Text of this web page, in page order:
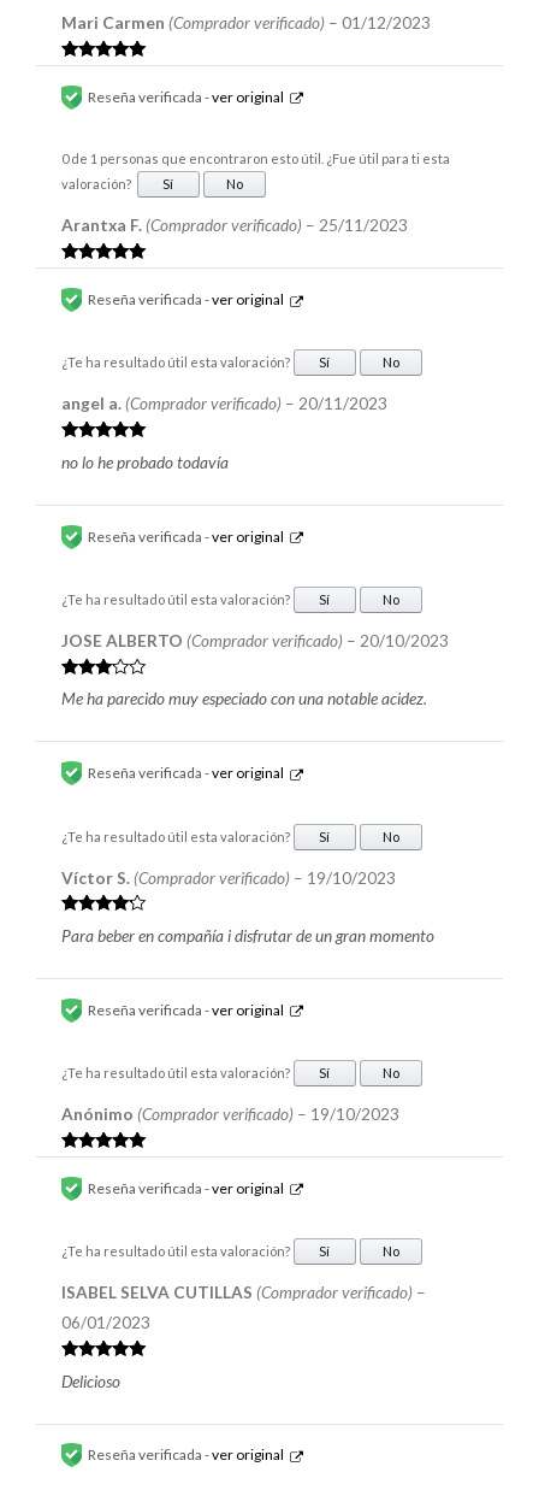
5de 5
Mari Carmen (Comprador verificado) – 01/12/2023
5de 5
Arantxa F. (Comprador verificado) – 25/11/2023
Reseña verificada -ver original
0 de 1 personas que encontraron esto útil. ¿Fue útil para ti esta
valoración?
Sí No
Valorado en
5de 5
angel a. (Comprador verificado) – 20/11/2023
Reseña verificada -ver original
no lo he probado todavía
¿Te ha resultado útil esta valoración? Sí No
Valorad
o en3
JOSE ALBERTO (Comprador verificado) – 20/10/2023
Reseña verificada -ver original
Me ha parecido muy especiado con una notable acidez.
¿Te ha resultado útil esta valoración? Sí No
Valorado
en4de 5
Víctor S. (Comprador verificado) – 19/10/2023
Reseña verificada -ver original
Para beber en compañía i disfrutar de un gran momento
¿Te ha resultado útil esta valoración? Sí No
5de 5
Anónimo (Comprador verificado) – 19/10/2023
Reseña verificada -ver original
¿Te ha resultado útil esta valoración? Sí No
Valorado en
5de 5
ISABEL SELVA CUTILLAS (Comprador verificado) –
06/01/2023
Reseña verificada -ver original
Delicioso
¿Te ha resultado útil esta valoración? Sí No
Reseña verificada -ver original